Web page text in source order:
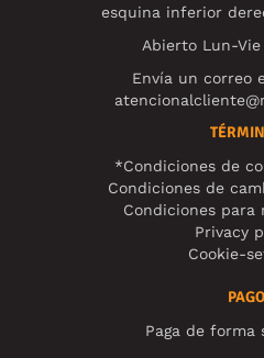
esquina inferior
Abierto Lun-Vie
Envía un correo
*Condiciones de
Condiciones de
Condiciones para
Privacy
Cookie-
PAGO
Paga de forma